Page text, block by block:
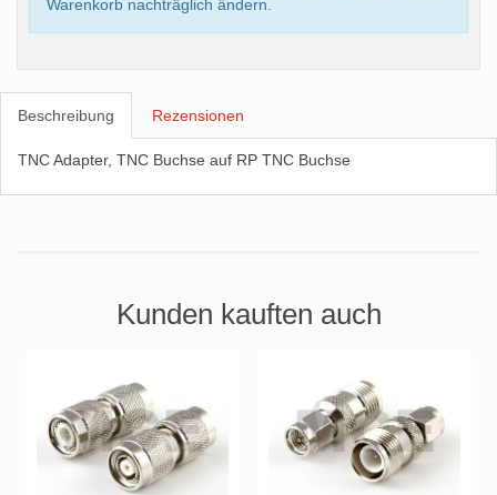
Warenkorb nachträglich ändern.
Beschreibung Rezensionen
TNC Adapter, TNC Buchse auf RP TNC Buchse
Kunden kauften auch